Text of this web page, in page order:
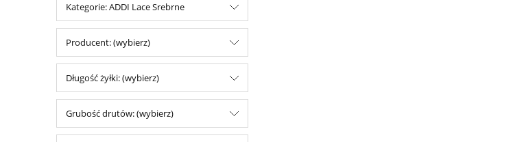
Kategorie: ADDI Lace Srebrne
Producent: (wybierz)
Długość żyłki: (wybierz)
Grubość drutów: (wybierz)